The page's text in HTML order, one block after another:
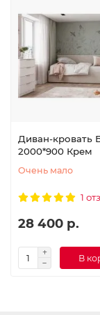
Диван-кровать
2000*900 Крем
Очень мало
1
28 400 р.
В